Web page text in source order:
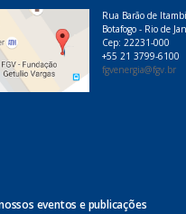
Rua Barão de
Botafogo - Rio de
Cep: 22231-000
+55 21 3799-6100
fgvenergia@fgv.br
eventos e publicações